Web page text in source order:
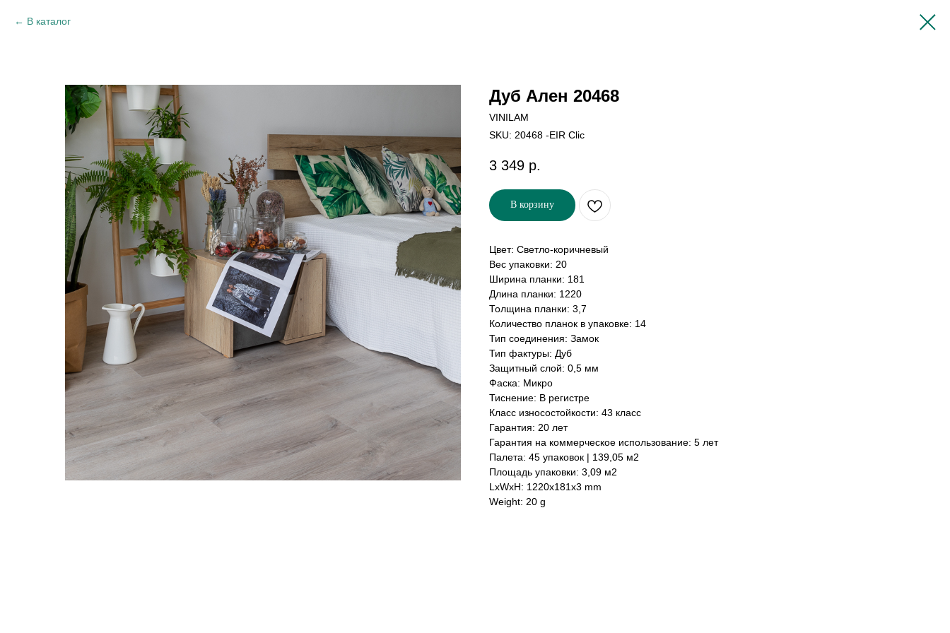
В каталог
Дуб Ален 20468
VINILAM
SKU: 20468 -EIR Clic
3 349 р.
В корзину
Цвет: Светло-коричневый
Вес упаковки: 20
Ширина планки: 181
Длина планки: 1220
Толщина планки: 3,7
Количество планок в упаковке: 14
Тип соединения: Замок
Тип фактуры: Дуб
Защитный слой: 0,5 мм
Фаска: Микро
Тиснение: В регистре
Класс износостойкости: 43 класс
Гарантия: 20 лет
Гарантия на коммерческое использование: 5 лет
Палета: 45 упаковок | 139,05 м2
Площадь упаковки: 3,09 м2
LxWxH: 1220x181x3 mm
Weight: 20 g